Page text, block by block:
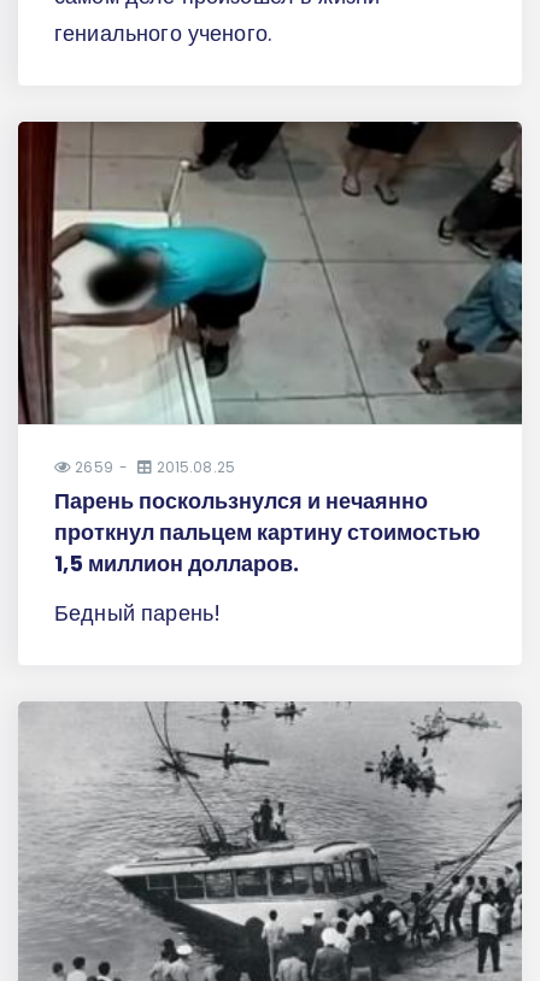
гениального ученого.
2659 2015.08.25
Парень поскользнулся и нечаянно
проткнул пальцем картину стоимостью
1,5 миллион долларов.
Бедный парень!